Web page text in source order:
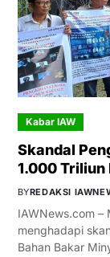
Kabar IAW
Skandal
1.000 Triliun
BYREDAKSI
IAWNews.com –
menghadapi
Bahan Bakar